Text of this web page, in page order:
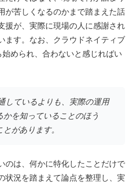
が苦しくなるのかまで踏まえた話
援が、実際に現場の人に感謝され
ます。なお、クラウドネイティブ
められ、合わないと感じればい
しているよりも、実際の運用
かを知っていることのほう
があります。
のは、何かに特化したことだけで
状況を踏まえて論点を整理し、実